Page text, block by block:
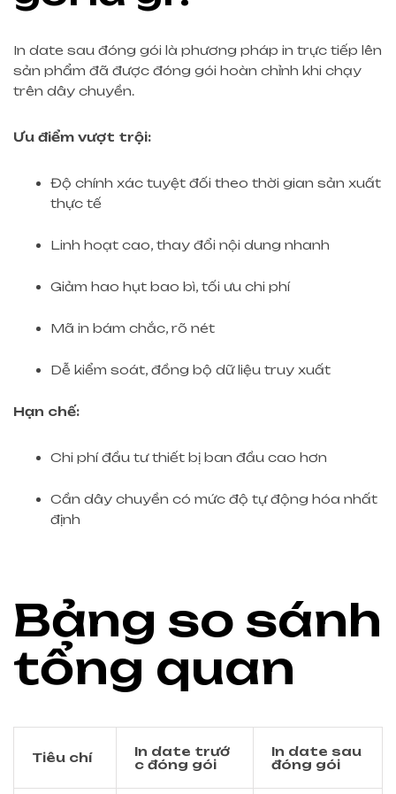
In date sau đóng gói là phương pháp in trực tiếp lên
sản phẩm đã được đóng gói hoàn chỉnh khi chạy
trên dây chuyền.
Ưu điểm vượt trội:
Độ chính xác tuyệt đối theo thời gian sản xuất
thực tế
Linh hoạt cao, thay đổi nội dung nhanh
Giảm hao hụt bao bì, tối ưu chi phí
Mã in bám chắc, rõ nét
Dễ kiểm soát, đồng bộ dữ liệu truy xuất
Hạn chế:
Chi phí đầu tư thiết bị ban đầu cao hơn
Cần dây chuyền có mức độ tự động hóa nhất
định
Bảng so sánh
tổng quan
Tiêu chí
In date trướ
c đóng gói
In date sau
đóng gói